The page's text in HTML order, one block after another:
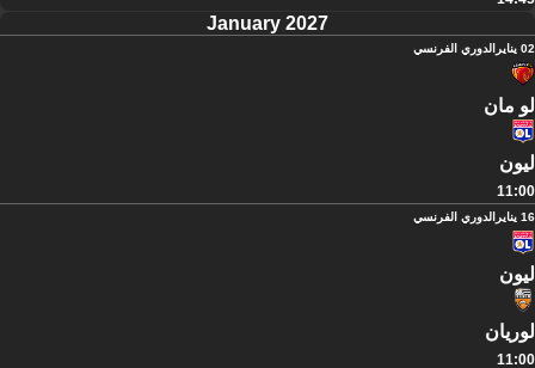
January 2027
02 يناير الدوري الفرنسي
لو مان
ليون
11:00
16 يناير الدوري الفرنسي
ليون
لوريان
11:00